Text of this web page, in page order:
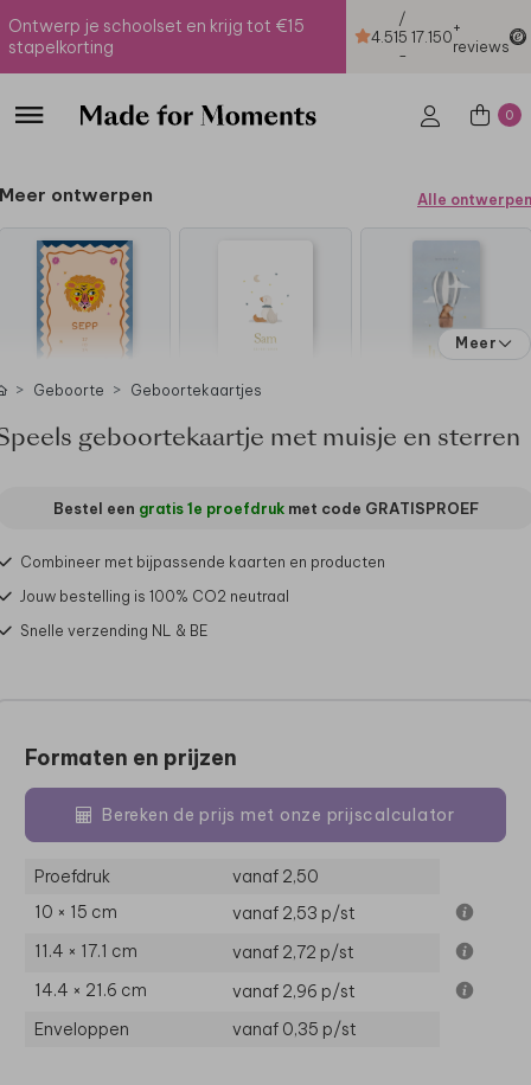
Ontwerp je schoolset en krijg tot €15
stapelkorting
4.51
/
5
-
17.150+
reviews
0
Meer ontwerpen Alle ontwerpen
Meer
Geboorte Geboortekaartjes
geboortekaartje met muisje en sterren
Bestel een gratis 1e proefdrukmet code GRATISPROEF
Combineer met bijpassende kaarten en producten
Jouw bestelling is 100% CO2 neutraal
Snelle verzending NL & BE
Formaten en prijzen
Bereken de prijs met onze prijscalculator
Proefdruk
vanaf 2,50
10 × 15 cm
vanaf 2,53 p/st
11.4 × 17.1 cm
vanaf 2,72 p/st
14.4 × 21.6 cm
vanaf 2,96 p/st
Enveloppen
vanaf 0,35 p/st